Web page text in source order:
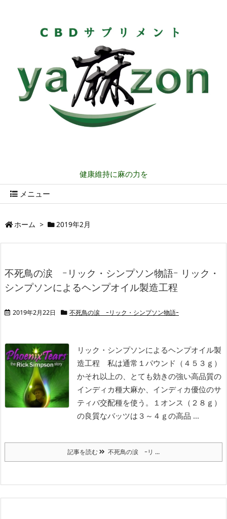
健康維持に麻の力を
メニュー
ホーム > 2019年2月
不死鳥の涙 ｰリック・シンプソン物語ｰ リック・
シンプソンによるヘンプオイル製造工程
2019年2月22日 不死鳥の涙 ｰリック・シンプソン物語ｰ
リック・シンプソンによるヘンプオイル製
造工程 私は通常１パウンド（４５３ｇ）
かそれ以上の、とても効きの強い高品質の
インディカ種大麻か、インディカ優位のサ
ティバ交配種を使う。１オンス（２８ｇ）
の良質なバッツは３～４ｇの高品 ...
記事を読む 不死鳥の涙 ｰリ ...